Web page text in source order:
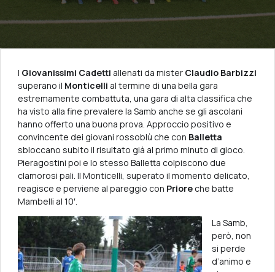
I Giovanissimi Cadetti allenati da mister Claudio Barbizzi
superano il Monticelli al termine di una bella gara
estremamente combattuta, una gara di alta classifica che
ha visto alla fine prevalere la Samb anche se gli ascolani
hanno offerto una buona prova. Approccio positivo e
convincente dei giovani rossoblù che con Balletta
sbloccano subito il risultato già al primo minuto di gioco.
Pieragostini poi e lo stesso Balletta colpiscono due
clamorosi pali. Il Monticelli, superato il momento delicato,
reagisce e perviene al pareggio con Priore che batte
Mambelli al 10′.
La Samb,
però, non
si perde
d’animo e